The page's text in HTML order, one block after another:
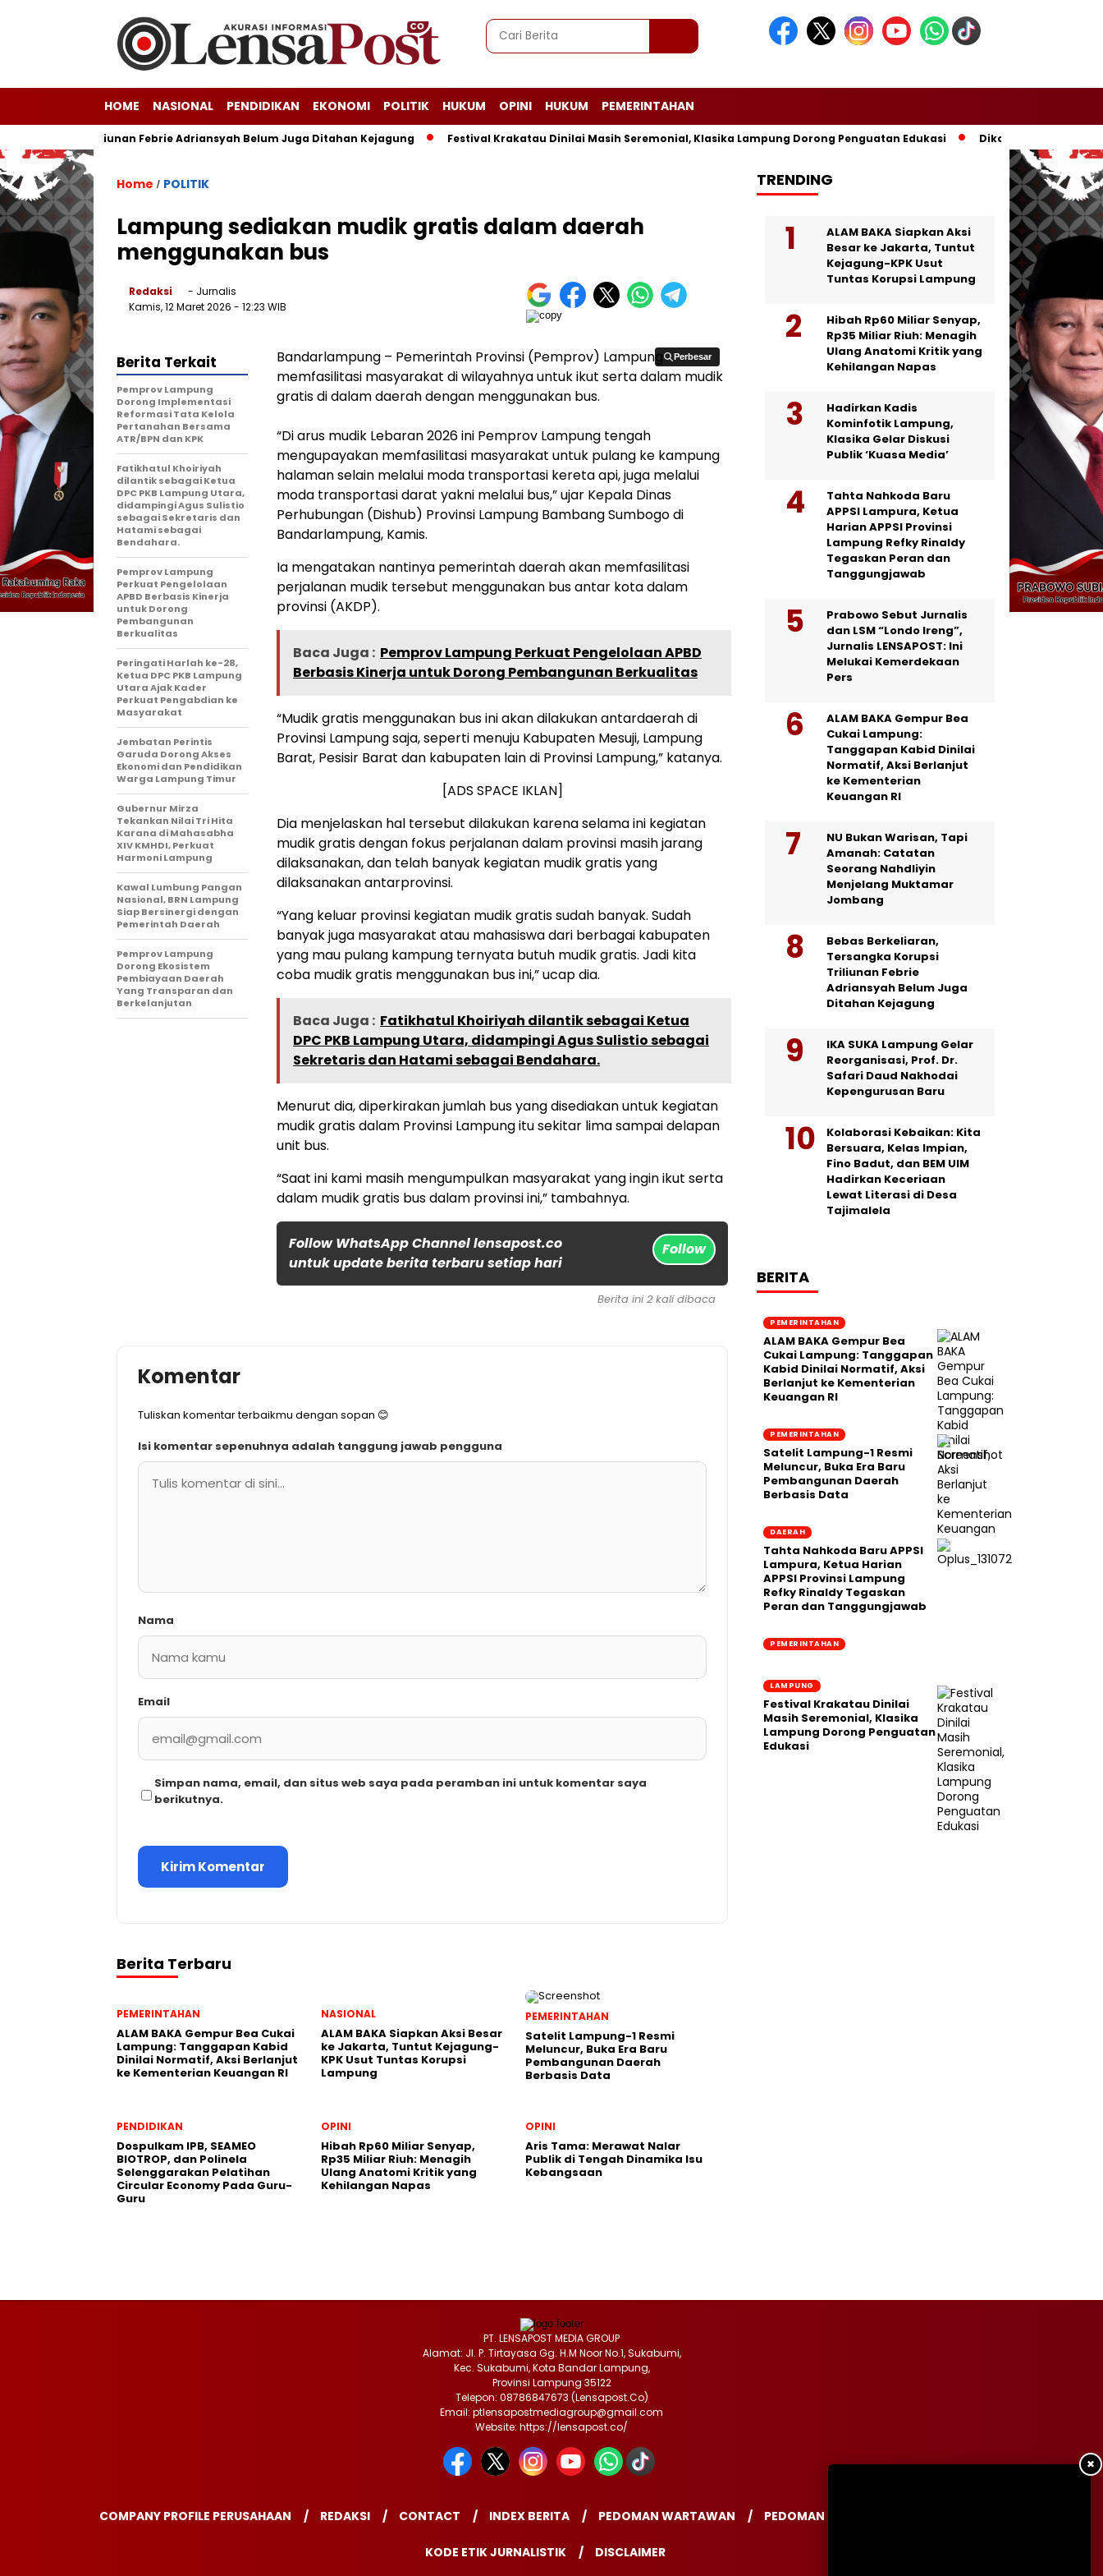
HOME NASIONAL PENDIDIKAN EKONOMI POLITIK HUKUM OPINI HUKUM PEMERINTAHAN
Korupsi Triliunan Febrie Adriansyah Belum Juga Ditahan Kejagung Festival Krakatau Dinilai Masih Seremonial, Klasika Lampung Dorong Penguatan Edukasi Dikomandoi Mas Dar,
Home / POLITIK
Lampung sediakan mudik gratis dalam daerah
menggunakan bus
Redaksi
- Jurnalis
Kamis, 12 Maret 2026 - 12:23 WIB
Perbesar
Perbesar
Bandarlampung – Pemerintah Provinsi (Pemprov) Lampung
memfasilitasi masyarakat di wilayahnya untuk ikut serta dalam mudik
gratis di dalam daerah dengan menggunakan bus.
“Di arus mudik Lebaran 2026 ini Pemprov Lampung tengah
mengupayakan memfasilitasi masyarakat untuk pulang ke kampung
halaman selain melalui moda transportasi kereta api, juga melalui
moda transportasi darat yakni melalui bus,” ujar Kepala Dinas
Perhubungan (Dishub) Provinsi Lampung Bambang Sumbogo di
Bandarlampung, Kamis.
Ia mengatakan nantinya pemerintah daerah akan memfasilitasi
perjalanan mudik tersebut menggunakan bus antar kota dalam
provinsi (AKDP).
Baca Juga : Pemprov Lampung Perkuat Pengelolaan APBD
Berbasis Kinerja untuk Dorong Pembangunan Berkualitas
“Mudik gratis menggunakan bus ini akan dilakukan antardaerah di
Provinsi Lampung saja, seperti menuju Kabupaten Mesuji, Lampung
Barat, Pesisir Barat dan kabupaten lain di Provinsi Lampung,” katanya.
[ADS SPACE IKLAN]
Dia menjelaskan hal tersebut dilakukan karena selama ini kegiatan
mudik gratis dengan fokus perjalanan dalam provinsi masih jarang
dilaksanakan, dan telah banyak kegiatan mudik gratis yang
dilaksanakan antarprovinsi.
“Yang keluar provinsi kegiatan mudik gratis sudah banyak. Sudah
banyak juga masyarakat atau mahasiswa dari berbagai kabupaten
yang mau pulang kampung ternyata butuh mudik gratis. Jadi kita
coba mudik gratis menggunakan bus ini,” ucap dia.
Baca Juga : Fatikhatul Khoiriyah dilantik sebagai Ketua
DPC PKB Lampung Utara, didampingi Agus Sulistio sebagai
Sekretaris dan Hatami sebagai Bendahara.
Menurut dia, diperkirakan jumlah bus yang disediakan untuk kegiatan
mudik gratis dalam Provinsi Lampung itu sekitar lima sampai delapan
unit bus.
“Saat ini kami masih mengumpulkan masyarakat yang ingin ikut serta
dalam mudik gratis bus dalam provinsi ini,” tambahnya.
Follow WhatsApp Channel lensapost.co
untuk update berita terbaru setiap hari
Follow
Berita Terkait
Pemprov Lampung
Dorong Implementasi
Reformasi Tata Kelola
Pertanahan Bersama
ATR/BPN dan KPK
Fatikhatul Khoiriyah
dilantik sebagai Ketua
DPC PKB Lampung Utara,
didampingi Agus Sulistio
sebagai Sekretaris dan
Hatami sebagai
Bendahara.
Pemprov Lampung
Perkuat Pengelolaan
APBD Berbasis Kinerja
untuk Dorong
Pembangunan
Berkualitas
Peringati Harlah ke-28,
Ketua DPC PKB Lampung
Utara Ajak Kader
Perkuat Pengabdian ke
Masyarakat
Jembatan Perintis
Garuda Dorong Akses
Ekonomi dan Pendidikan
Warga Lampung Timur
Gubernur Mirza
Tekankan Nilai Tri Hita
Karana di Mahasabha
XIV KMHDI, Perkuat
Harmoni Lampung
Kawal Lumbung Pangan
Nasional, BRN Lampung
Siap Bersinergi dengan
Pemerintah Daerah
Pemprov Lampung
Dorong Ekosistem
Pembiayaan Daerah
Yang Transparan dan
Berkelanjutan
Berita ini 2 kali dibaca
Komentar
Tuliskan komentar terbaikmu dengan sopan 😊
Isi komentar sepenuhnya adalah tanggung jawab pengguna
Nama
Email
Simpan nama, email, dan situs web saya pada peramban ini untuk komentar saya
berikutnya.
Berita Terbaru
PEMERINTAHAN
ALAM BAKA Gempur Bea Cukai
Lampung: Tanggapan Kabid
Dinilai Normatif, Aksi Berlanjut
ke Kementerian Keuangan RI
NASIONAL
ALAM BAKA Siapkan Aksi Besar
ke Jakarta, Tuntut Kejagung-
KPK Usut Tuntas Korupsi
Lampung
PEMERINTAHAN
Satelit Lampung-1 Resmi
Meluncur, Buka Era Baru
Pembangunan Daerah
Berbasis Data
PENDIDIKAN
Dospulkam IPB, SEAMEO
BIOTROP, dan Polinela
Selenggarakan Pelatihan
Circular Economy Pada Guru-
Guru
OPINI
Hibah Rp60 Miliar Senyap,
Rp35 Miliar Riuh: Menagih
Ulang Anatomi Kritik yang
Kehilangan Napas
OPINI
Aris Tama: Merawat Nalar
Publik di Tengah Dinamika Isu
Kebangsaan
TRENDING
ALAM BAKA Siapkan Aksi
Besar ke Jakarta, Tuntut
Kejagung-KPK Usut
Tuntas Korupsi Lampung
Hibah Rp60 Miliar Senyap,
Rp35 Miliar Riuh: Menagih
Ulang Anatomi Kritik yang
Kehilangan Napas
Hadirkan Kadis
Kominfotik Lampung,
Klasika Gelar Diskusi
Publik ‘Kuasa Media’
Tahta Nahkoda Baru
APPSI Lampura, Ketua
Harian APPSI Provinsi
Lampung Refky Rinaldy
Tegaskan Peran dan
Tanggungjawab
Prabowo Sebut Jurnalis
dan LSM “Londo Ireng”,
Jurnalis LENSAPOST: Ini
Melukai Kemerdekaan
Pers
ALAM BAKA Gempur Bea
Cukai Lampung:
Tanggapan Kabid Dinilai
Normatif, Aksi Berlanjut
ke Kementerian
Keuangan RI
NU Bukan Warisan, Tapi
Amanah: Catatan
Seorang Nahdliyin
Menjelang Muktamar
Jombang
Bebas Berkeliaran,
Tersangka Korupsi
Triliunan Febrie
Adriansyah Belum Juga
Ditahan Kejagung
IKA SUKA Lampung Gelar
Reorganisasi, Prof. Dr.
Safari Daud Nakhodai
Kepengurusan Baru
Kolaborasi Kebaikan: Kita
Bersuara, Kelas Impian,
Fino Badut, dan BEM UIM
Hadirkan Keceriaan
Lewat Literasi di Desa
Tajimalela
BERITA
PEMERINTAHAN
ALAM BAKA Gempur Bea
Cukai Lampung: Tanggapan
Kabid Dinilai Normatif, Aksi
Berlanjut ke Kementerian
Keuangan RI
PEMERINTAHAN
Satelit Lampung-1 Resmi
Meluncur, Buka Era Baru
Pembangunan Daerah
Berbasis Data
DAERAH
Tahta Nahkoda Baru APPSI
Lampura, Ketua Harian
APPSI Provinsi Lampung
Refky Rinaldy Tegaskan
Peran dan Tanggungjawab
PEMERINTAHAN
LAMPUNG
Festival Krakatau Dinilai
Masih Seremonial, Klasika
Lampung Dorong Penguatan
Edukasi
✖
PT. LENSAPOST MEDIA GROUP
Alamat: Jl. P. Tirtayasa Gg. H.M Noor No.1, Sukabumi,
Kec. Sukabumi, Kota Bandar Lampung,
Provinsi Lampung 35122
Telepon: 08786847673 (Lensapost.Co)
Email: ptlensapostmediagroup@gmail.com
Website: https://lensapost.co/
COMPANY PROFILE PERUSAHAAN REDAKSI CONTACT INDEX BERITA PEDOMAN WARTAWAN PEDOMAN PEMBERITAAN MEDIA SIBER
KODE ETIK JURNALISTIK DISCLAIMER